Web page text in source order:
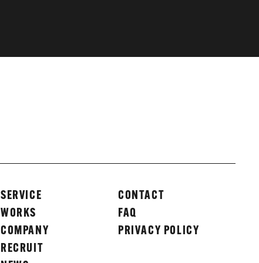
SERVICE
WORKS
COMPANY
RECRUIT
CONTACT
FAQ
PRIVACY POLICY